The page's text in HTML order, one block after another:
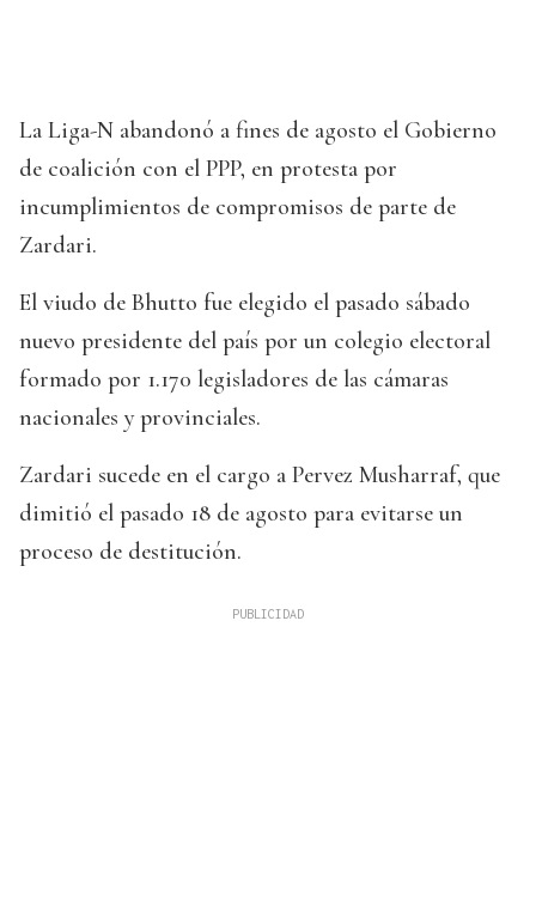
La Liga-N abandonó a fines de agosto el Gobierno
de coalición con el PPP, en protesta por
incumplimientos de compromisos de parte de
Zardari.
El viudo de Bhutto fue elegido el pasado sábado
nuevo presidente del país por un colegio electoral
formado por 1.170 legisladores de las cámaras
nacionales y provinciales.
Zardari sucede en el cargo a Pervez Musharraf, que
dimitió el pasado 18 de agosto para evitarse un
proceso de destitución.